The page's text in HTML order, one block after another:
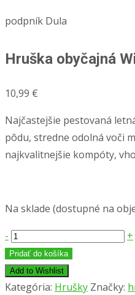
podpník Dula
Hruška obyčajná
10,99 €
Najčastejšie pestovaná
pôdu, stredne odolná voči
najkvalitnejšie kompóty,
Na sklade (dostupné na
- množstvo
Hruška
´WILLIAMSOVA
´,
+
Pridať do košíka
Add to Wishlist
Kategória: Hrušky Značky: